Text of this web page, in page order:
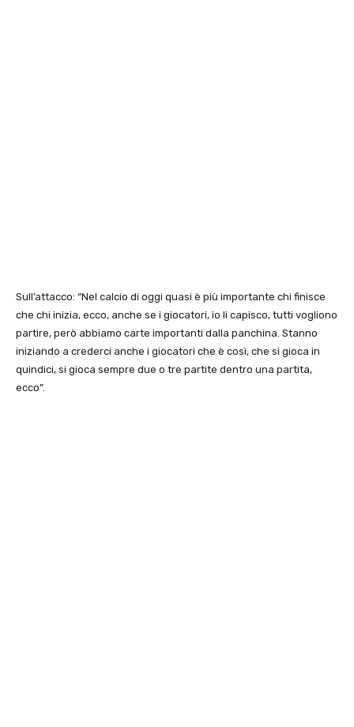
Sull’attacco: “Nel calcio di oggi quasi è più importante chi finisce
che chi inizia, ecco, anche se i giocatori, io li capisco, tutti vogliono
partire, però abbiamo carte importanti dalla panchina. Stanno
iniziando a crederci anche i giocatori che è così, che si gioca in
quindici, si gioca sempre due o tre partite dentro una partita,
ecco”.